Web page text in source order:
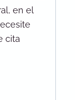
en el
cita